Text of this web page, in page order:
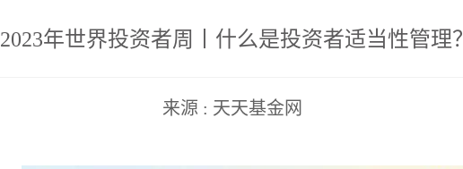
2023年世界投资者周丨什么是投资者适当性管理？
来源 : 天天基金网